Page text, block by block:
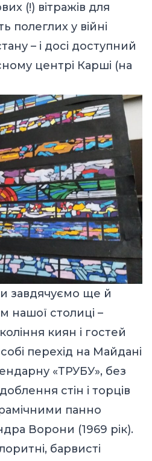
(!) вітражів для
полеглих у війні
– і досі доступний
центрі Карші (на
завдячуємо ще й
нашої столиці –
киян і гостей
перехід на Майдані
«ТРУБУ», без
стін і торців
панно
Ворони (1969 рік).
барвисті